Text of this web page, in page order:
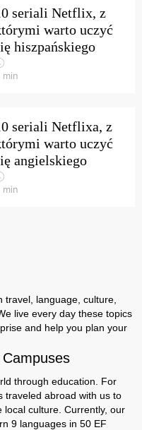
seriali Netflix, z
warto uczyć
hiszpańskiego
min
seriali Netflixa, z
warto uczyć
angielskiego
min
travel, language, culture,
live every day these topics
and help you plan your
through education. For
traveled abroad with us to
local culture. Currently, our
9 languages ​​in 50 EF